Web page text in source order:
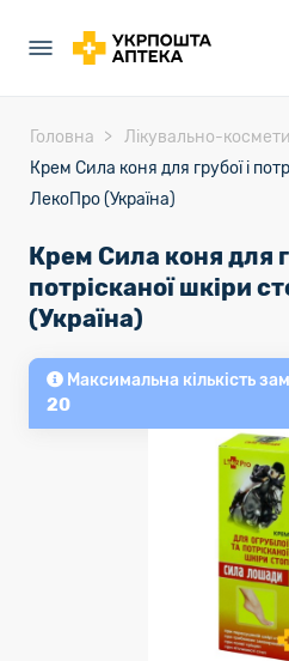
Головна
Лікувально-
Крем Сила коня для грубої і
ЛекоПро (Україна)
Крем Сила коня для
потрісканої шкіри
(Україна)
Максимальна кількість
20